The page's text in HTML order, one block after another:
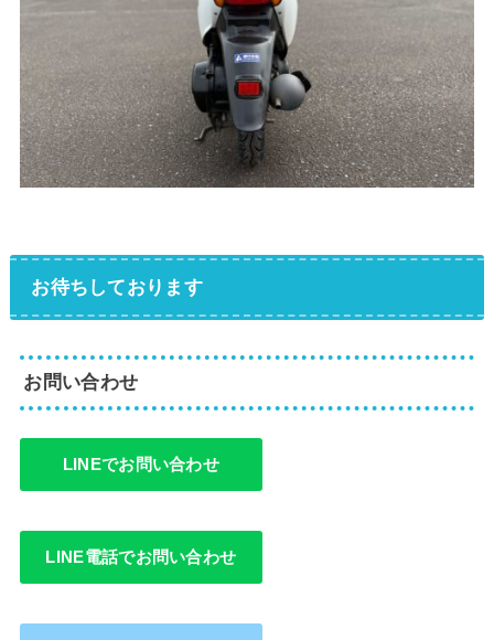
お待ちしております
お問い合わせ
LINEでお問い合わせ
LINE電話でお問い合わせ